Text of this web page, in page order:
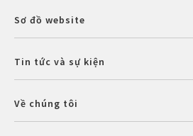
Sơ đồ website
Tin tức và sự kiện
Về chúng tôi